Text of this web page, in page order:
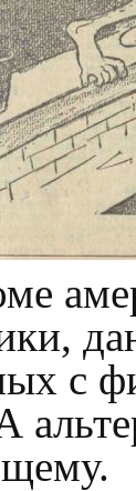
с